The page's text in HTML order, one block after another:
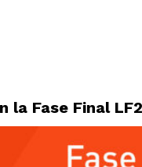
la Fase Final LF2